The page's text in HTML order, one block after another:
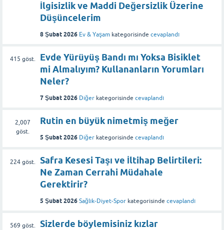
İlgisizlik ve Maddi Değersizlik Üzerine
Düşüncelerim
8 Şubat 2026 Ev & Yaşam kategorisinde cevaplandı
415 göst.
Evde Yürüyüş Bandı mı Yoksa Bisiklet
mi Almalıyım? Kullananların Yorumları
Neler?
7 Şubat 2026 Diğer kategorisinde cevaplandı
2,007
göst.
Rutin en büyük nimetmiş meğer
5 Şubat 2026 Diğer kategorisinde cevaplandı
224göst.
Safra Kesesi Taşı ve İltihap Belirtileri:
Ne Zaman Cerrahi Müdahale
Gerektirir?
5 Şubat 2026 Sağlık-Diyet-Spor kategorisinde cevaplandı
569 göst. Sizlerde böylemisiniz kızlar